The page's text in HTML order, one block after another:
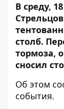
В среду,
столб.
тормоза,
сносил
Об этом
события.